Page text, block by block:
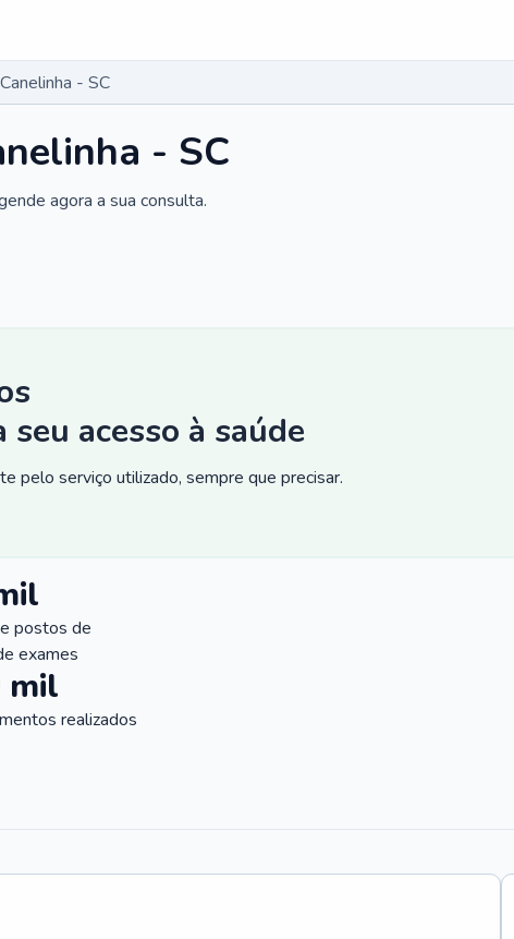
- SC
- SC
agora a sua consulta.
acesso à saúde
pelo serviço utilizado, sempre que precisar.
postos de
exames
mil
realizados